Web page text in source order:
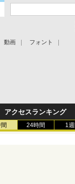
動画 フォント
アクセスランキング
24時間 1